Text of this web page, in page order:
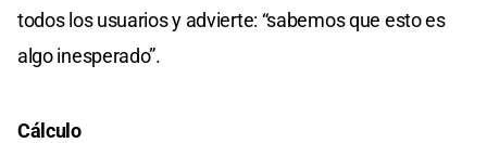
todos los usuarios y advierte: “sabemos que esto es
algo inesperado”.
Cálculo